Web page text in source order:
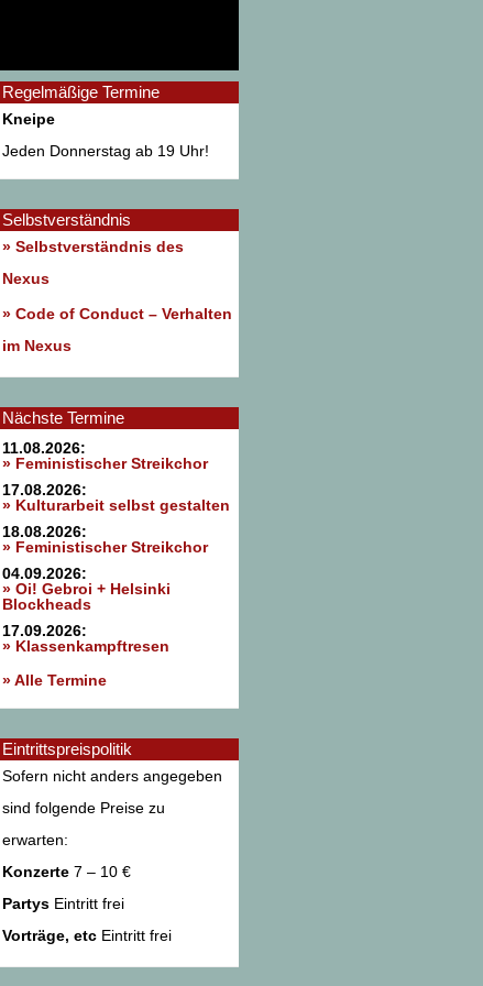
Regelmäßige Termine
Kneipe
Jeden Donnerstag ab 19 Uhr!
Selbstverständnis
» Selbstverständnis des
Nexus
» Code of Conduct – Verhalten
im Nexus
Nächste Termine
11.08.2026:
» Feministischer Streikchor
17.08.2026:
» Kulturarbeit selbst gestalten
18.08.2026:
» Feministischer Streikchor
04.09.2026:
» Oi! Gebroi + Helsinki
Blockheads
17.09.2026:
» Klassenkampftresen
» Alle Termine
Eintrittspreispolitik
Sofern nicht anders angegeben
sind folgende Preise zu
erwarten:
Konzerte 7 – 10 €
Partys Eintritt frei
Vorträge, etc Eintritt frei